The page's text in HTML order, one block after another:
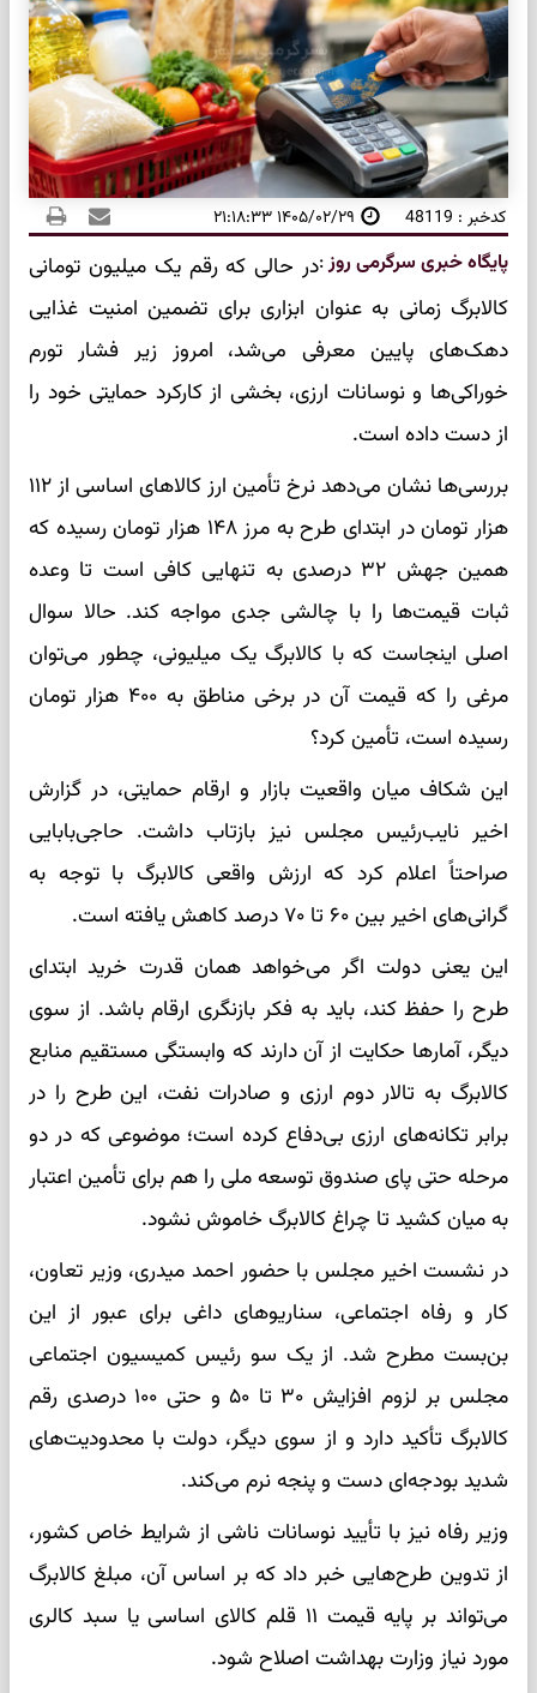
کدخبر : 48119 ۱۴۰۵/۰۲/۲۹ ۲۱:۱۸:۳۳
پایگاه خبری سرگرمی روز:در حالی که رقم یک میلیون تومانی
کالابرگ زمانی به عنوان ابزاری برای تضمین امنیت غذایی
دهک‌های پایین معرفی می‌شد، امروز زیر فشار تورم
خوراکی‌ها و نوسانات ارزی، بخشی از کارکرد حمایتی خود را
از دست داده است.
بررسی‌ها نشان می‌دهد نرخ تأمین ارز کالا‌های اساسی از ۱۱۲
هزار تومان در ابتدای طرح به مرز ۱۴۸ هزار تومان رسیده که
همین جهش ۳۲ درصدی به تنهایی کافی است تا وعده
ثبات قیمت‌ها را با چالشی جدی مواجه کند. حالا سوال
اصلی اینجاست که با کالابرگ یک میلیونی، چطور می‌توان
مرغی را که قیمت آن در برخی مناطق به ۴۰۰ هزار تومان
رسیده است، تأمین کرد؟
این شکاف میان واقعیت بازار و ارقام حمایتی، در گزارش
اخیر نایب‌رئیس مجلس نیز بازتاب داشت. حاجی‌بابایی
صراحتاً اعلام کرد که ارزش واقعی کالابرگ با توجه به
گرانی‌های اخیر بین ۶۰ تا ۷۰ درصد کاهش یافته است.
این یعنی دولت اگر می‌خواهد همان قدرت خرید ابتدای
طرح را حفظ کند، باید به فکر بازنگری ارقام باشد. از سوی
دیگر، آمار‌ها حکایت از آن دارند که وابستگی مستقیم منابع
کالابرگ به تالار دوم ارزی و صادرات نفت، این طرح را در
برابر تکانه‌های ارزی بی‌دفاع کرده است؛ موضوعی که در دو
مرحله حتی پای صندوق توسعه ملی را هم برای تأمین اعتبار
به میان کشید تا چراغ کالابرگ خاموش نشود.
در نشست اخیر مجلس با حضور احمد میدری، وزیر تعاون،
کار و رفاه اجتماعی، سناریو‌های داغی برای عبور از این
بن‌بست مطرح شد. از یک سو رئیس کمیسیون اجتماعی
مجلس بر لزوم افزایش ۳۰ تا ۵۰ و حتی ۱۰۰ درصدی رقم
کالابرگ تأکید دارد و از سوی دیگر، دولت با محدودیت‌های
شدید بودجه‌ای دست و پنجه نرم می‌کند.
وزیر رفاه نیز با تأیید نوسانات ناشی از شرایط خاص کشور،
از تدوین طرح‌هایی خبر داد که بر اساس آن، مبلغ کالابرگ
می‌تواند بر پایه قیمت ۱۱ قلم کالای اساسی یا سبد کالری
مورد نیاز وزارت بهداشت اصلاح شود.